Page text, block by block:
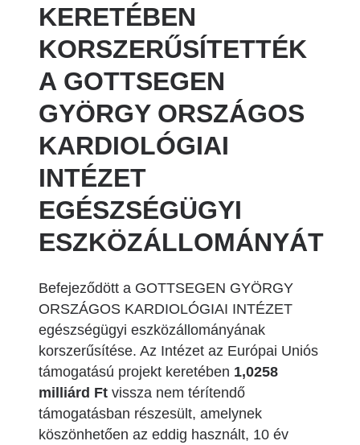
KERETÉBEN
KORSZERŰSÍTETTÉK
A GOTTSEGEN
GYÖRGY ORSZÁGOS
KARDIOLÓGIAI
INTÉZET
EGÉSZSÉGÜGYI
ESZKÖZÁLLOMÁNYÁT
Befejeződött a GOTTSEGEN GYÖRGY
ORSZÁGOS KARDIOLÓGIAI INTÉZET
egészségügyi eszközállományának
korszerűsítése. Az Intézet az Európai Uniós
támogatású projekt keretében 1,0258
milliárd Ft vissza nem térítendő
támogatásban részesült, amelynek
köszönhetően az eddig használt, 10 év